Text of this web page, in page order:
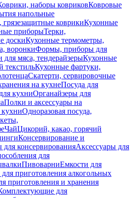
наборы ковриковКовровые
напольные
коврикиКухонные
приборыТерки,
доскиКухонные термометры,
воронкиФормы, приборы для
мяса, тендерайзерыКухонные
текстильКухонные фартуки,
Скатерти, сервировочные
на кухнеПосуда для
кухниОрганайзеры для
Полки и аксессуары на
Одноразовая посуда,
ЧайЦикорий, какао, горячий
Консервирование и
для консервированияАксессуары для
для
ПивоварниЕмкости для
приготовления алкогольных
приготовления и хранения
для